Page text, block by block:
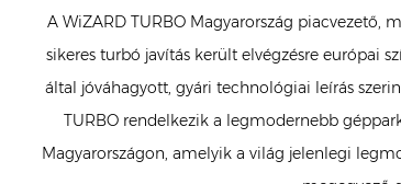
A WiZARD TURBO Magyarország
sikeres turbó javítás került elvégzésre európai
által jóváhagyott, gyári technológiai leírás
TURBO rendelkezik a legmodernebb
Magyarországon, amelyik a világ jelenlegi